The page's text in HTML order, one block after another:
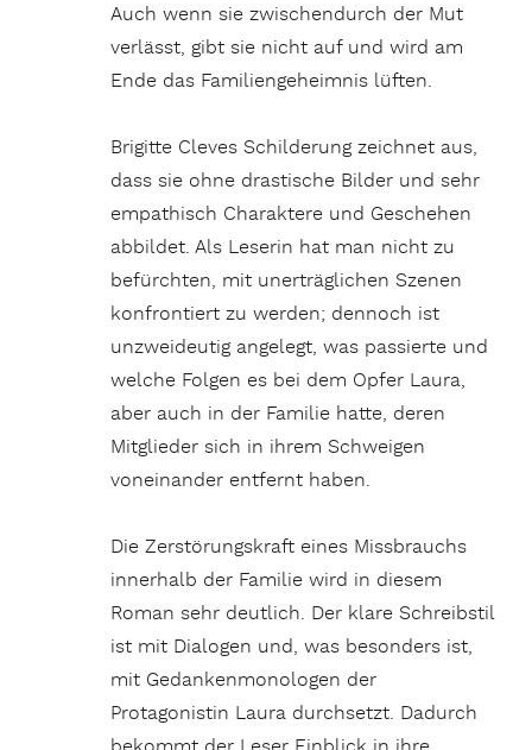
Auch wenn sie zwischendurch der Mut
verlässt, gibt sie nicht auf und wird am
Ende das Familiengeheimnis lüften.
Brigitte Cleves Schilderung zeichnet aus,
dass sie ohne drastische Bilder und sehr
empathisch Charaktere und Geschehen
abbildet. Als Leserin hat man nicht zu
befürchten, mit unerträglichen Szenen
konfrontiert zu werden; dennoch ist
unzweideutig angelegt, was passierte und
welche Folgen es bei dem Opfer Laura,
aber auch in der Familie hatte, deren
Mitglieder sich in ihrem Schweigen
voneinander entfernt haben.
Die Zerstörungskraft eines Missbrauchs
innerhalb der Familie wird in diesem
Roman sehr deutlich. Der klare Schreibstil
ist mit Dialogen und, was besonders ist,
mit Gedankenmonologen der
Protagonistin Laura durchsetzt. Dadurch